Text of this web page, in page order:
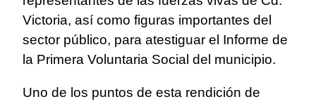
Victoria, así como figuras importantes del
sector público, para atestiguar el Informe de
la Primera Voluntaria Social del municipio.
Uno de los puntos de esta rendición de